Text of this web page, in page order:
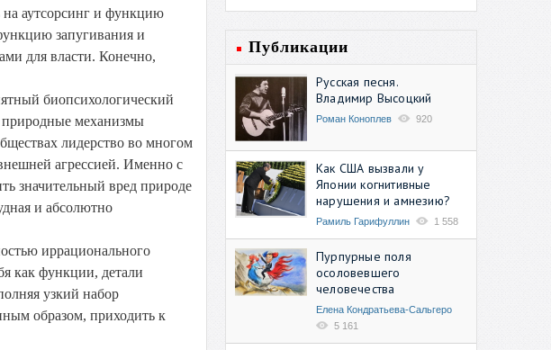
аутсорсинг и функцию
запугивания и
для власти. Конечно,
биопсихологический
природные механизмы
лидерство во многом
агрессией. Именно с
значительный вред природе
и абсолютно
иррационального
как функции, детали
узкий набор
образом, приходить к
Публикации
Русская песня.
Владимир Высоцкий
Роман Коноплев 920
Как США вызвали у
Японии когнитивные
нарушения и амнезию?
Рамиль Гарифуллин 1 558
Пурпурные поля
осоловевшего
человечества
Елена Кондратьева-Сальгеро
5 161